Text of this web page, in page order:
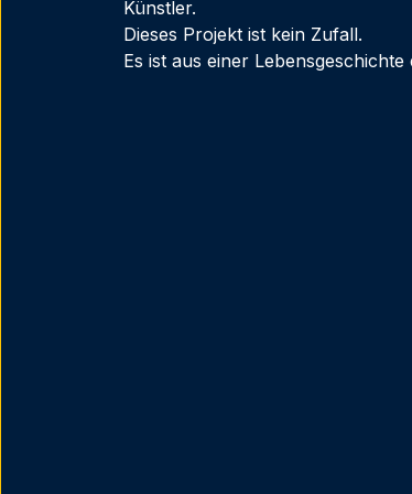
Künstler.
Dieses Projekt ist kein Zufall.
Es ist aus einer Lebensgeschichte